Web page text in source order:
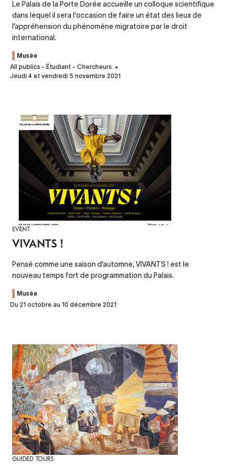
Le Palais de la Porte Dorée accueille un colloque scientifique
dans lequel il sera l'occasion de faire un état des lieux de
l’appréhension du phénomène migratoire par le droit
international.
Musée
All publics - Étudiant - Chercheurs
Jeudi 4 et vendredi 5 novembre 2021
EVENT
VIVANTS !
Pensé comme une saison d’automne, VIVANTS ! est le
nouveau temps fort de programmation du Palais.
Musée
Du 21 octobre au 10 décembre 2021
GUIDED TOURS